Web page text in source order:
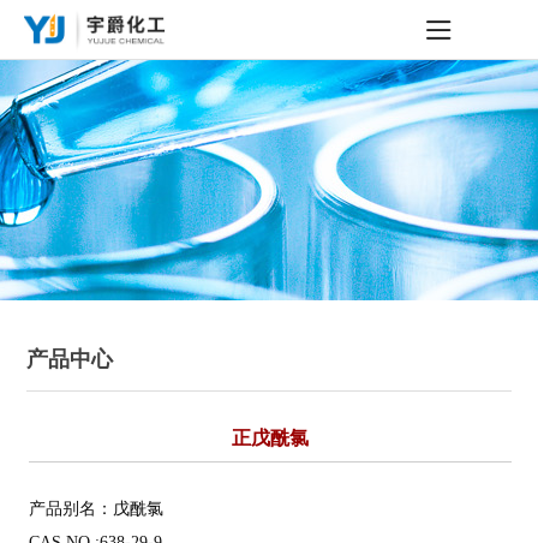
产品中心
正戊酰氯
产品别名：戊酰氯